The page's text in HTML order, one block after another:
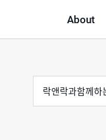
About
통